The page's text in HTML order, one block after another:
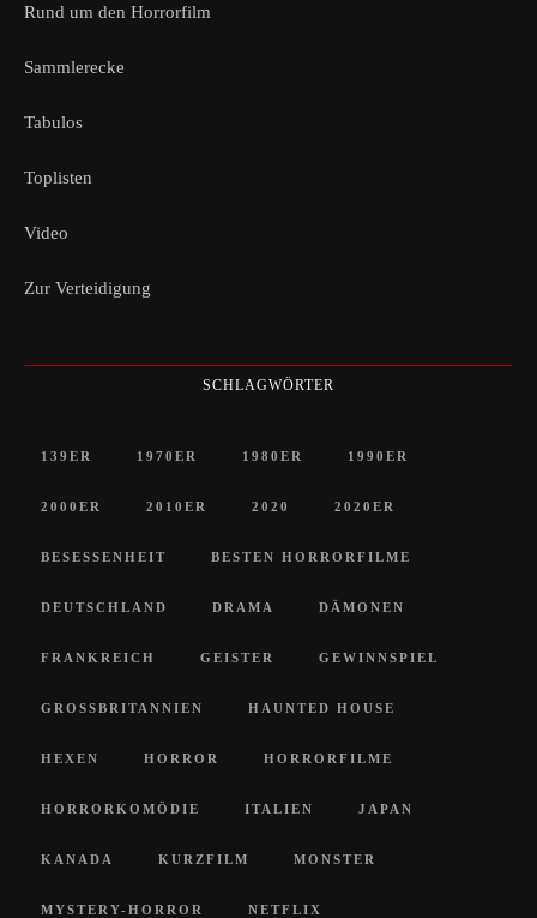
Rund um den Horrorfilm
Sammlerecke
Tabulos
Toplisten
Video
Zur Verteidigung
SCHLAGWÖRTER
139ER 1970ER 1980ER 1990ER
2000ER 2010ER 2020 2020ER
BESESSENHEIT BESTEN HORRORFILME
DEUTSCHLAND DRAMA DÄMONEN
FRANKREICH GEISTER GEWINNSPIEL
GROSSBRITANNIEN HAUNTED HOUSE
HEXEN HORROR HORRORFILME
HORRORKOMÖDIE ITALIEN JAPAN
KANADA KURZFILM MONSTER
MYSTERY-HORROR NETFLIX